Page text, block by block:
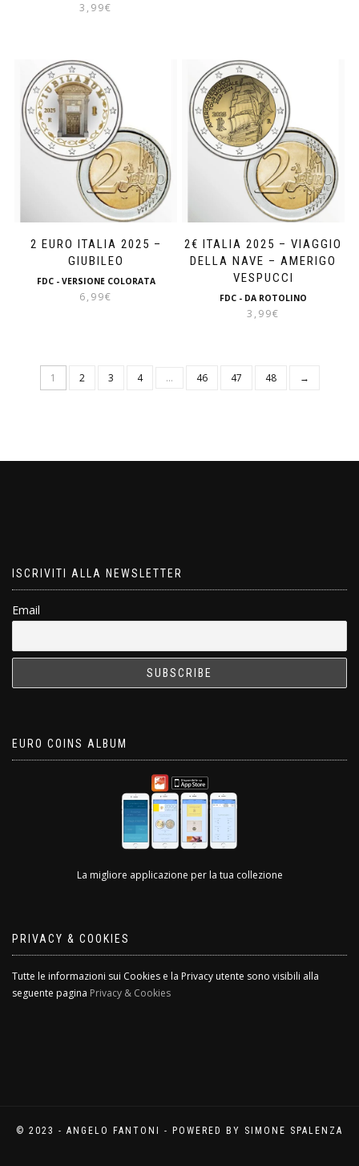
3,99€
2 EURO ITALIA 2025 –
GIUBILEO
FDC - VERSIONE COLORATA
6,99€
2€ ITALIA 2025 – VIAGGIO
DELLA NAVE – AMERIGO
VESPUCCI
FDC - DA ROTOLINO
3,99€
1 2 3 4 … 46 47 48 →
ISCRIVITI ALLA NEWSLETTER
Email
EURO COINS ALBUM
La migliore applicazione per la tua collezione
PRIVACY & COOKIES
Tutte le informazioni sui Cookies e la Privacy utente sono visibili alla
seguente pagina Privacy & Cookies
© 2023 - ANGELO FANTONI - POWERED BY SIMONE SPALENZA